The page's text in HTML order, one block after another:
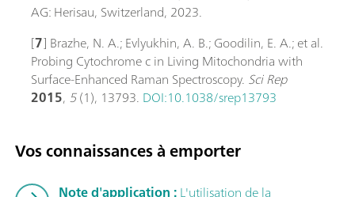
AG: Herisau, Switzerland, 2023.
[7] Brazhe, N. A.; Evlyukhin, A. B.; Goodilin, E. A.; et al.
Probing Cytochrome c in Living Mitochondria with
Surface-Enhanced Raman Spectroscopy. Sci Rep
2015, 5(1), 13793. DOI:10.1038/srep13793
Vos connaissances à emporter
Note d'application :L'utilisation de la